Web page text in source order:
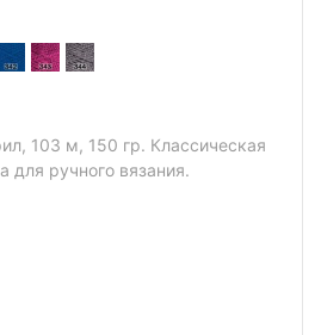
103 м, 150 гр. Классическая
для ручного вязания.